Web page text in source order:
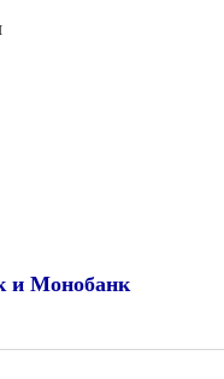
и Монобанк